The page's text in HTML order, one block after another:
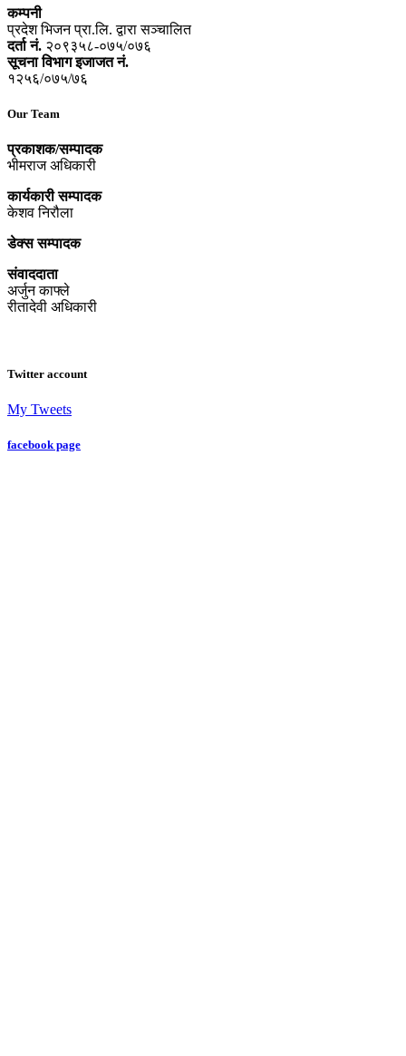
कम्पनी
प्रदेश भिजन प्रा.लि. द्वारा सञ्‍चालित
दर्ता नं. २०९३५८-०७५/०७६
सूचना विभाग इजाजत नं.
१२५६/०७५/७६
Our Team
प्रकाशक/सम्पादक
भीमराज अधिकारी
कार्यकारी सम्पादक
केशव निरौला
डेक्स सम्पादक
संवाददाता
अर्जुन काफ्ले
रीतादेवी अधिकारी
Twitter account
My Tweets
facebook page